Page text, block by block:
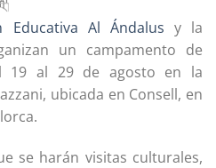
Educativa Al Ándalus y la
un campamento de
19 al 29 de agosto en la
ubicada en Consell, en
se harán visitas culturales,